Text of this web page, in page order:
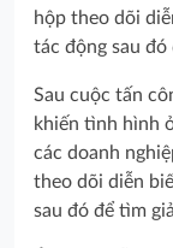
hộp theo dõi
tác động sau
Sau cuộc tấn
khiến tình hình
các doanh
theo dõi diễn
sau đó để tìm